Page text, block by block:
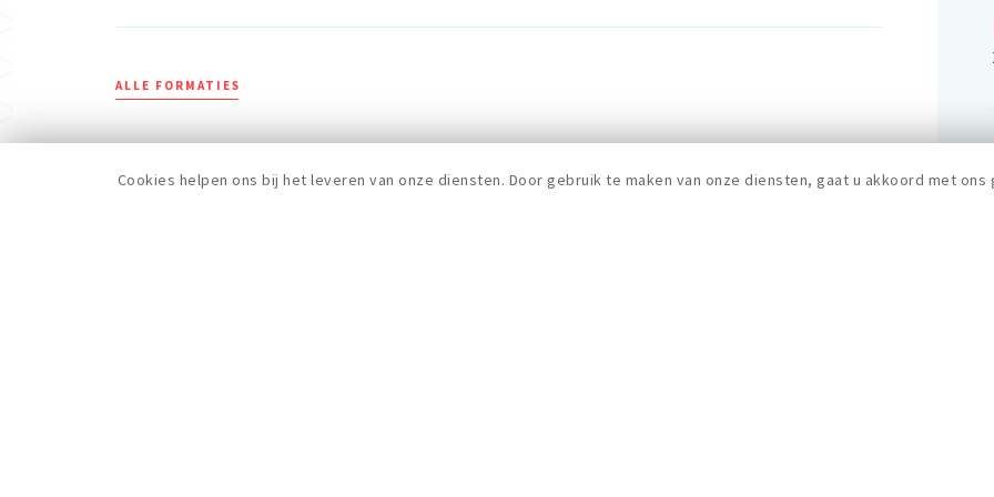
ALLE FORMATIES
Cookies helpen ons bij het leveren van onze diensten. Door gebruik te maken van onze diensten, gaat u akkoord met ons